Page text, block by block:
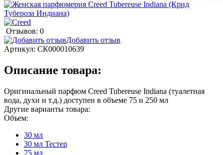
Отзывов: 0
Добавить отзыв
Артикул: СК000010639
Описание товара:
Оригинальный парфюм Creed Tubereuse Indiana (туалетная
вода, духи и т.д.) доступен в объеме 75 и 250 мл
Другие варианты товара:
Объем:
30 мл
30 мл Тестер
75 мл